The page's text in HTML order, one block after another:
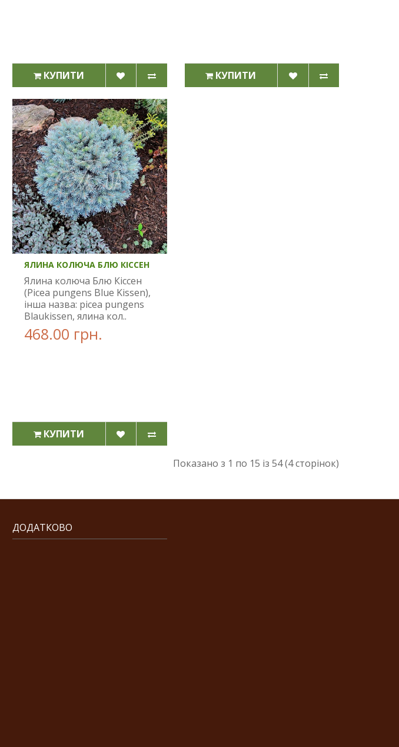
КУПИТИ КУПИТИ
ЯЛИНА КОЛЮЧА БЛЮ КІССЕН
Ялина колюча Блю Кіссен
(Picea pungens Blue Kissen),
інша назва: picea pungens
Blaukissen, ялина кол..
468.00 грн.
КУПИТИ
Показано з 1 по 15 із 54 (4 сторінок)
ДОДАТКОВО